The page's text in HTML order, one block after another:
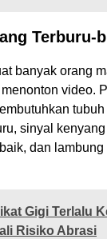
Terburu-
banyak orang
video.
sinyal
dan lambung
Gigi Terlalu
Risiko Abrasi